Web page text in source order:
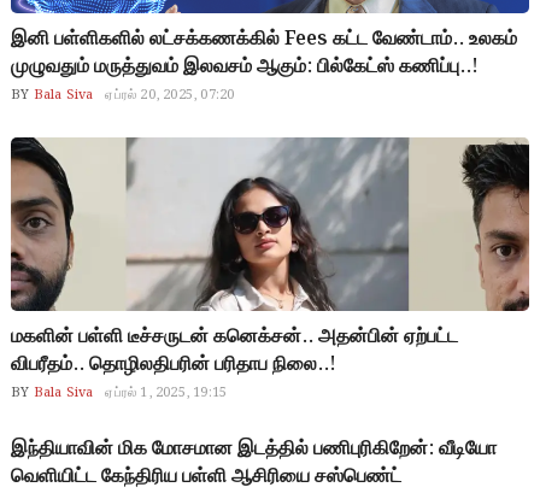
இனி பள்ளிகளில் லட்சக்கணக்கில் Fees கட்ட வேண்டாம்.. உலகம்
முழுவதும் மருத்துவம் இலவசம் ஆகும்: பில்கேட்ஸ் கணிப்பு..!
BY Bala Siva ஏப்ரல் 20, 2025, 07:20
மகளின் பள்ளி டீச்சருடன் கனெக்சன்.. அதன்பின் ஏற்பட்ட
விபரீதம்.. தொழிலதிபரின் பரிதாப நிலை..!
BY Bala Siva ஏப்ரல் 1, 2025, 19:15
இந்தியாவின் மிக மோசமான இடத்தில் பணிபுரிகிறேன்: வீடியோ
வெளியிட்ட கேந்திரிய பள்ளி ஆசிரியை சஸ்பெண்ட்